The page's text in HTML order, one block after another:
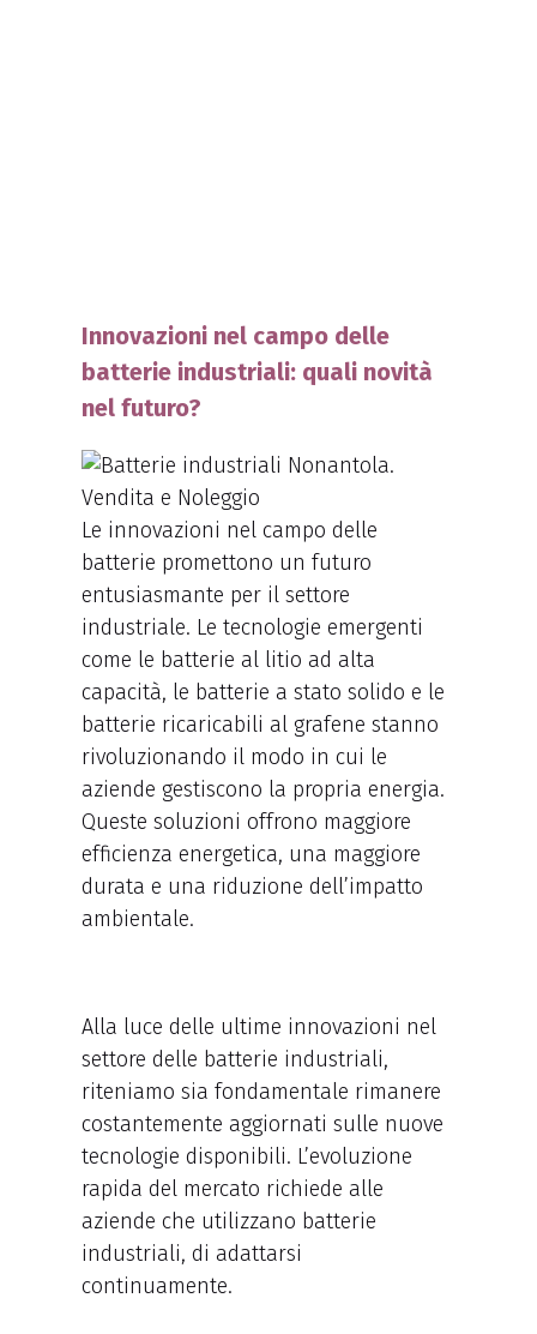
Innovazioni nel campo delle
batterie industriali: quali novità
nel futuro?
Le innovazioni nel campo delle
batterie promettono un futuro
entusiasmante per il settore
industriale. Le tecnologie emergenti
come le batterie al litio ad alta
capacità, le batterie a stato solido e le
batterie ricaricabili al grafene stanno
rivoluzionando il modo in cui le
aziende gestiscono la propria energia.
Queste soluzioni offrono maggiore
efficienza energetica, una maggiore
durata e una riduzione dell’impatto
ambientale.
Alla luce delle ultime innovazioni nel
settore delle batterie industriali,
riteniamo sia fondamentale rimanere
costantemente aggiornati sulle nuove
tecnologie disponibili. L’evoluzione
rapida del mercato richiede alle
aziende che utilizzano batterie
industriali, di adattarsi
continuamente.